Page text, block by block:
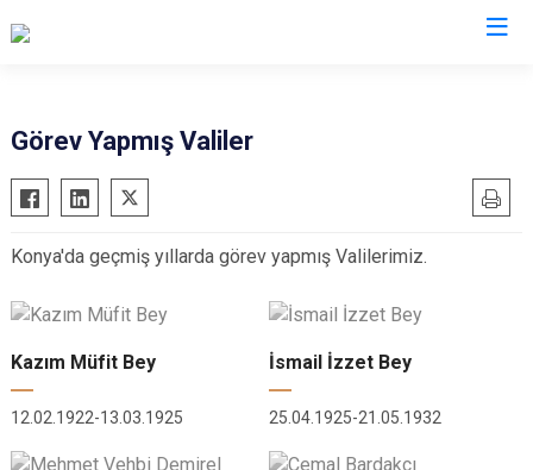
Görev Yapmış Valiler
Konya'da geçmiş yıllarda görev yapmış Valilerimiz.
Kazım Müfit Bey
12.02.1922-13.03.1925
İsmail İzzet Bey
25.04.1925-21.05.1932